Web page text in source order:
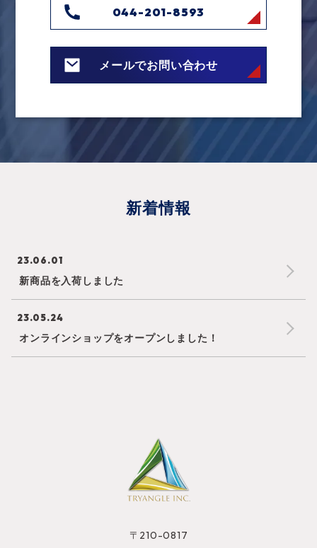
044-201-8593
メールでお問い合わせ
新着情報
23.06.01
新商品を入荷しました
23.05.24
オンラインショップをオープンしました！
〒210-0817